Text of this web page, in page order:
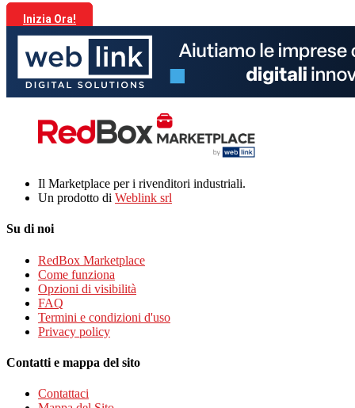
Inizia Ora!
Il Marketplace per i rivenditori industriali.
Un prodotto di Weblink srl
Su di noi
RedBox Marketplace
Come funziona
Opzioni di visibilità
FAQ
Termini e condizioni d'uso
Privacy policy
Contatti e mappa del sito
Contattaci